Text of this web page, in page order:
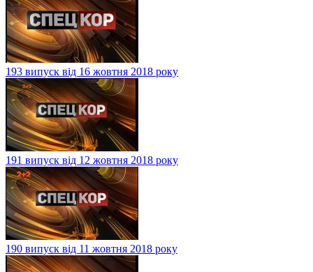
193 випуск від 16 жовтня 2018 року
191 випуск від 12 жовтня 2018 року
190 випуск від 11 жовтня 2018 року